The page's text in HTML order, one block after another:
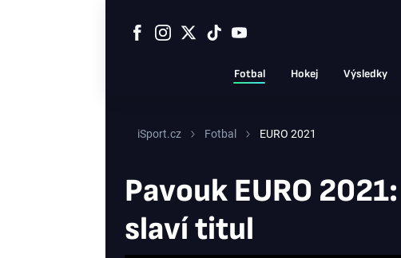
Fotbal Hokej Výsledky
iSport.cz Fotbal EURO 2021
Pavouk EURO
slaví titul